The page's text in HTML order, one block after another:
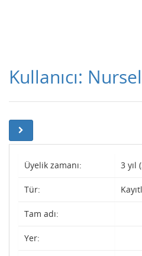
Kullanıcı: Nursel
Üyelik zamanı: 3 yıl
Tür:
Tam adı:
Yer: